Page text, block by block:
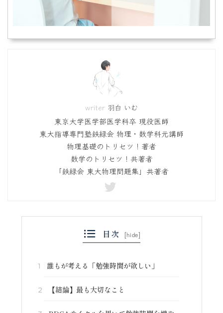
羽白 いむ
東京大学医学部医学科卒 現役医師
東大指導専門塾鉄緑会 物理・数学科元講師
物理基礎のトリセツ！著者
数学のトリセツ！共著者
「鉄緑会 東大物理問題集」共著者
目次 [hide]
1 誰もが考える「勉強時間が欲しい」
2 【結論】最も大切なこと